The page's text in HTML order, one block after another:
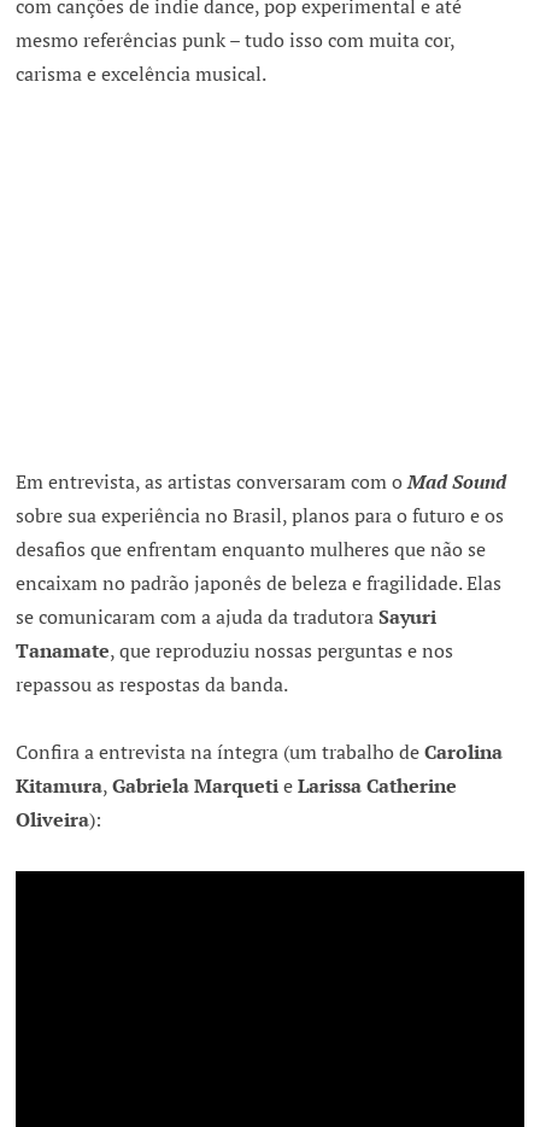
com canções de indie dance, pop experimental e até
mesmo referências punk – tudo isso com muita cor,
carisma e excelência musical.
Em entrevista, as artistas conversaram com oMad Sound
sobre sua experiência no Brasil, planos para o futuro e os
desafios que enfrentam enquanto mulheres que não se
encaixam no padrão japonês de beleza e fragilidade. Elas
se comunicaram com a ajuda da tradutoraSayuri
Tanamate, que reproduziu nossas perguntas e nos
repassou as respostas da banda.
Confira a entrevista na íntegra (um trabalho deCarolina
Kitamura,Gabriela MarquetieLarissa Catherine
Oliveira):